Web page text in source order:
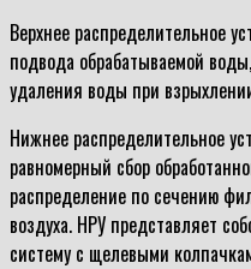
Верхнее распределительное
подвода обрабатываемой
удаления воды при
Нижнее распределительное
равномерный сбор
распределение по сечению
воздуха. НРУ представляет
систему с щелевыми